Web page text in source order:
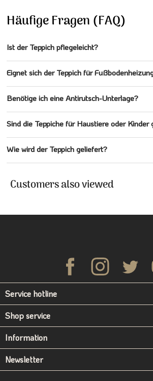
Häufige Fragen (FAQ)
Ist der Teppich pflegeleicht?
Eignet sich der Teppich für
Benötige ich eine Antirutsch-Unterlage?
Sind die Teppiche für Haustiere oder Kinder
Wie wird der Teppich geliefert?
Customers also viewed
Service hotline
Shop service
Information
Newsletter